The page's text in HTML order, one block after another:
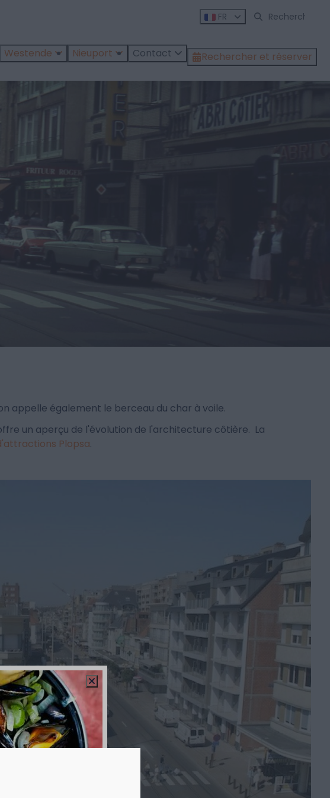
FR
Westende Nieuport Contact Rechercher et réserver
appelle également le berceau du char à voile.
un aperçu de l'évolution de l'architecture côtière. La
Plopsa.